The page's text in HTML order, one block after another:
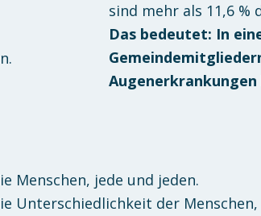
sind mehr als 11,6
Das bedeutet: In
Menschen, jede und jeden.
Unterschiedlichkeit der Menschen,